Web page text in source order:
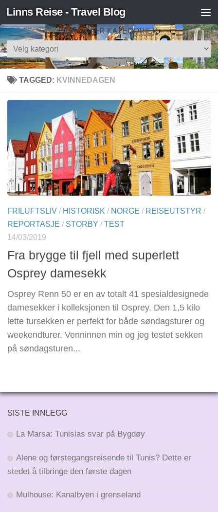
Skip to content
Linns Reise - Travel Blog
SØK ETTER KATEGORIER
Søk
etter
TAGGED: KVINNEDAGEN
FRILUFTSLIV / HISTORISK / NORGE / REISEUTSTYR /
REPORTASJE / STORBY / TEST
14/03/2019
Fra brygge til fjell med superlett
Osprey damesekk
Osprey Renn 50 er en av totalt 41 spesialdesignede
damesekker i kolleksjonen til Osprey. Den 1,5 kilo
lette tursekken er perfekt for både søndagsturer og
weekendturer. Venninnen min og jeg testet sekken
på søndagsturen...
SISTE INNLEGG
La Marsa: Tunisias svar på Bygdøy
Alene og førstegangsreisende til Tunis? Dette er
stedet å tilbringe den første dagen
Mulhouse: Kanalbyen i grenseland